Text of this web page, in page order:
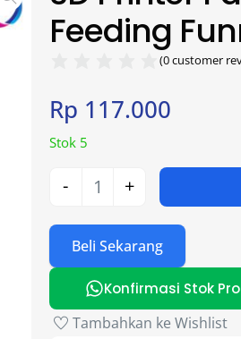
Feeding
(0customer
Rp 117.000
Stok 5
- +
Beli Sekarang
Konfirmasi Stok
Tambahkan ke Wishlist